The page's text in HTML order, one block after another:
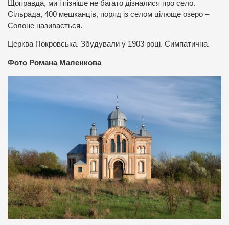
Щоправда, ми і пізніше не багато дізналися про село.
Сільрада, 400 мешканців, поряд із селом цілюще озеро –
Солоне називається.
Церква Покровська. Збудували у 1903 році. Симпатична.
Фото Романа Маленкова